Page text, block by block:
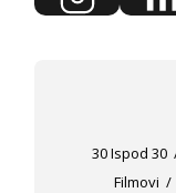
30 Ispod 30
Filmovi